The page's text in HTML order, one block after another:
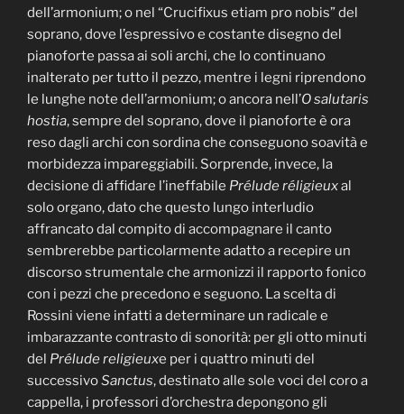
dell’armonium; o nel “Crucifixus etiam pro nobis” del
soprano, dove l’espressivo e costante disegno del
pianoforte passa ai soli archi, che lo continuano
inalterato per tutto il pezzo, mentre i legni riprendono
le lunghe note dell’armonium; o ancora nell’O salutaris
hostia, sempre del soprano, dove il pianoforte è ora
reso dagli archi con sordina che conseguono soavità e
morbidezza impareggiabili. Sorprende, invece, la
decisione di affidare l’ineffabile Prélude réligieuxal
solo organo, dato che questo lungo interludio
affrancato dal compito di accompagnare il canto
sembrerebbe particolarmente adatto a recepire un
discorso strumentale che armonizzi il rapporto fonico
con i pezzi che precedono e seguono. La scelta di
Rossini viene infatti a determinare un radicale e
imbarazzante contrasto di sonorità: per gli otto minuti
del Prélude religieuxe per i quattro minuti del
successivoSanctus, destinato alle sole voci del coro a
cappella, i professori d’orchestra depongono gli